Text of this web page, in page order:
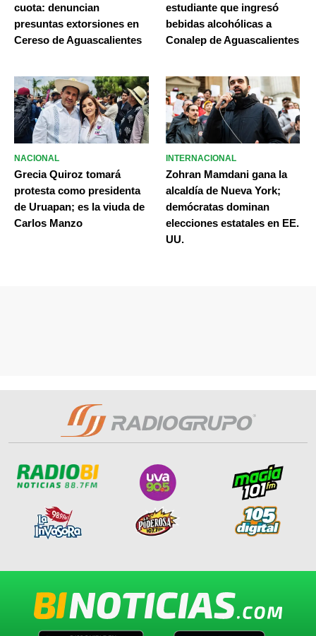
cuota: denuncian
presuntas extorsiones en
Cereso de Aguascalientes
estudiante que ingresó
bebidas alcohólicas a
Conalep de Aguascalientes
NACIONAL
Grecia Quiroz tomará
protesta como presidenta
de Uruapan; es la viuda de
Carlos Manzo
INTERNACIONAL
Zohran Mamdani gana la
alcaldía de Nueva York;
demócratas dominan
elecciones estatales en EE.
UU.